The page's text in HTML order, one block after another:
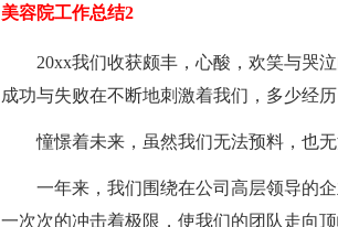
美容院工作总结2
20xx我们收获颇丰，心酸，欢笑与哭泣
成功与失败在不断地刺激着我们，多少经
憧憬着未来，虽然我们无法预料，也无
一年来，我们围绕在公司高层领导的企
一次次的冲击着极限，使我们的团队走向